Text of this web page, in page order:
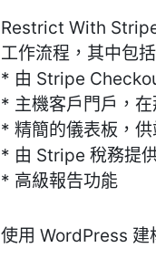
Restrict With
工作流程，其中包括
* 由 Stripe
* 主機客戶門戶，
* 精簡的儀表板，
* 由 Stripe 稅務提
* 高級報告功能
使用 WordPress 建